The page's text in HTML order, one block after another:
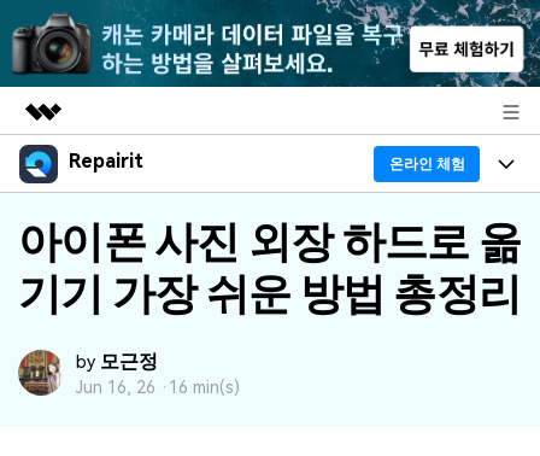
주요 제품
유틸리티
비즈니스
솔루션
회사 소개
뉴스룸
Repairit 온라인 체험
프로그램
리페어릿
크로스 플랫폼 AI 복원 및 향상 도구
기능
AI 보정
Repairit 소개
손상된 파일 복구 전문가
아이폰 사진 외장 하드로 옮
기기 가장 쉬운 방법 총정리
by 모근정
Jun 16, 26 · 16 min(s)